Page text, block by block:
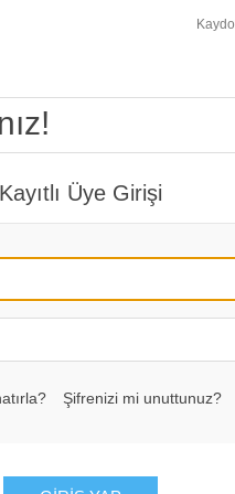
Kaydol
Kayıtlı Üye Girişi
Şifrenizi mi unuttunuz?